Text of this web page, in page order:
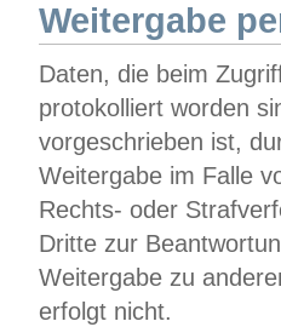
Weitergabe
Daten, die beim
protokolliert worden
vorgeschrieben ist,
Weitergabe im Falle
Rechts- oder
Dritte zur
Weitergabe zu
erfolgt nicht.